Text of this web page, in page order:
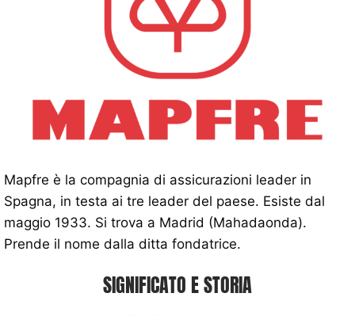
Mapfre è la compagnia di assicurazioni leader in
Spagna, in testa ai tre leader del paese. Esiste dal
maggio 1933. Si trova a Madrid (Mahadaonda).
Prende il nome dalla ditta fondatrice.
SIGNIFICATO E STORIA